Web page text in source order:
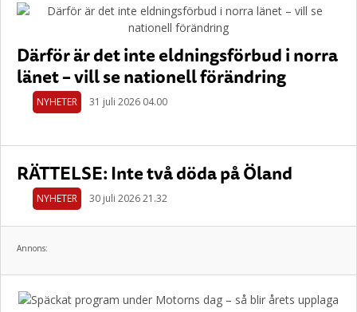
Därför är det inte eldningsförbud i norra
länet – vill se nationell förändring
NYHETER 31 juli 2026 04.00
RÄTTELSE: Inte två döda på Öland
NYHETER 30 juli 2026 21.32
Annons: